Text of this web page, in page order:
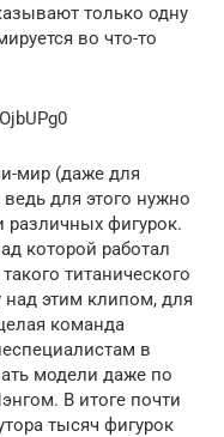
только одну
во что-то
мир (даже для
для этого нужно
различных фигурок.
которой работал
титанического
над этим клипом, для
команда
в
модели даже по
В итоге почти
тысяч фигурок